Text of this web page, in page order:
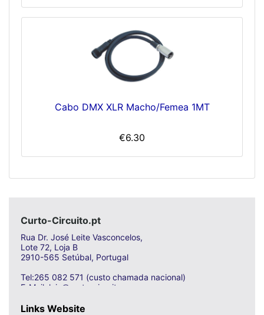
Cabo DMX XLR Macho/Femea 1MT
€6.30
Curto-Circuito.pt
Rua Dr. José Leite Vasconcelos,
Lote 72, Loja B
2910-565 Setúbal, Portugal
Tel:265 082 571 (custo chamada nacional)
E-Mail: loja@curto-circuito.com
Links Website